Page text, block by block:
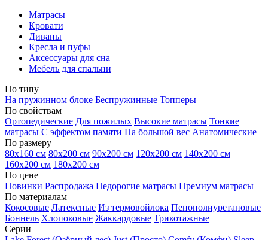
Матрасы
Кровати
Диваны
Кресла и пуфы
Аксессуары для сна
Мебель для спальни
По типу
На пружинном блоке Беспружинные Топперы
По свойствам
Ортопедические Для пожилых Высокие матрасы Тонкие
матрасы С эффектом памяти На большой вес Анатомические
По размеру
80х160 см 80х200 см 90х200 см 120х200 см 140х200 см
160х200 см 180х200 см
По цене
Новинки Распродажа Недорогие матрасы Премиум матрасы
По материалам
Кокосовые Латексные Из термовойлока Пенополиуретановые
Боннель Хлопоковые Жаккардовые Трикотажные
Серии